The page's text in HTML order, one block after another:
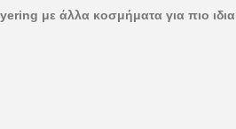
με άλλα κοσμήματα για πιο